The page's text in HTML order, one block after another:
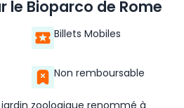
le Bioparco de Rome
Billets Mobiles
Non remboursable
zoologique renommé à